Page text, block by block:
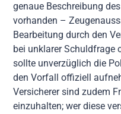
genaue Beschreibung
vorhanden –
Bearbeitung durch den
bei unklarer Schuldfrage
sollte unverzüglich die
den Vorfall offiziell
Versicherer sind zudem
einzuhalten; wer diese